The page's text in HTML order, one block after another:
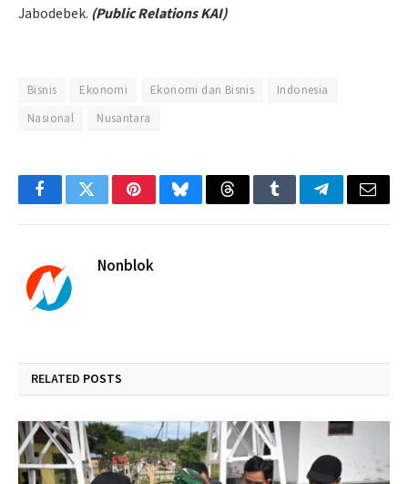
Jabodebek. (Public Relations KAI)
Bisnis Ekonomi Ekonomi dan Bisnis
Indonesia
Nasional
Nusantara
FacebookTwitterPinterestBlueskyThreadsTumblrTelegramEmail
Nonblok
RELATED POSTS